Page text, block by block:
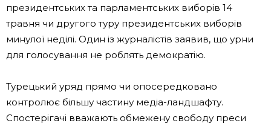
президентських та парламентських виборів 14
травня чи другого туру президентських виборів
минулої неділі. Один із журналістів заявив, що урни
для голосування не роблять демократію.
Турецький уряд прямо чи опосередковано
контролює більшу частину медіа-ландшафту.
Спостерігачі вважають обмежену свободу преси